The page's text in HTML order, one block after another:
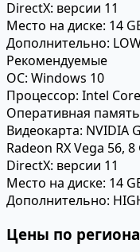
DirectX: версии 11
Место на диске: 14
Дополнительно:
Рекомендуемые
ОС: Windows 10
Процессор: Intel
Оперативная
Видеокарта: NVIDIA
Radeon RX Vega 56,
DirectX: версии 11
Место на диске: 14
Дополнительно:
Цены по